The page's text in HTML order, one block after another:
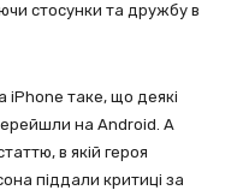
стосунки та дружбу в
iPhone таке, що деякі
перейшли на Android. А
в якій героя
піддали критиці за